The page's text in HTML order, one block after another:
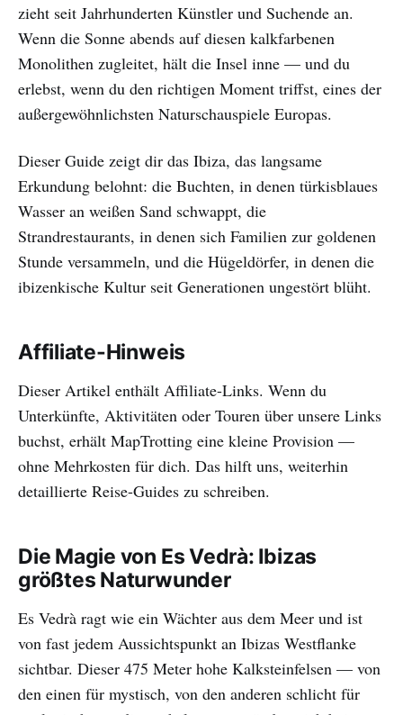
zieht seit Jahrhunderten Künstler und Suchende an.
Wenn die Sonne abends auf diesen kalkfarbenen
Monolithen zugleitet, hält die Insel inne — und du
erlebst, wenn du den richtigen Moment triffst, eines der
außergewöhnlichsten Naturschauspiele Europas.
Dieser Guide zeigt dir das Ibiza, das langsame
Erkundung belohnt: die Buchten, in denen türkisblaues
Wasser an weißen Sand schwappt, die
Strandrestaurants, in denen sich Familien zur goldenen
Stunde versammeln, und die Hügeldörfer, in denen die
ibizenkische Kultur seit Generationen ungestört blüht.
Affiliate-Hinweis
Dieser Artikel enthält Affiliate-Links. Wenn du
Unterkünfte, Aktivitäten oder Touren über unsere Links
buchst, erhält MapTrotting eine kleine Provision —
ohne Mehrkosten für dich. Das hilft uns, weiterhin
detaillierte Reise-Guides zu schreiben.
Die Magie von Es Vedrà: Ibizas
größtes Naturwunder
Es Vedrà ragt wie ein Wächter aus dem Meer und ist
von fast jedem Aussichtspunkt an Ibizas Westflanke
sichtbar. Dieser 475 Meter hohe Kalksteinfelsen — von
den einen für mystisch, von den anderen schlicht für